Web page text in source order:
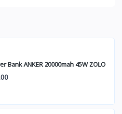
Bank ANKER 20000mah 45W ZOLO